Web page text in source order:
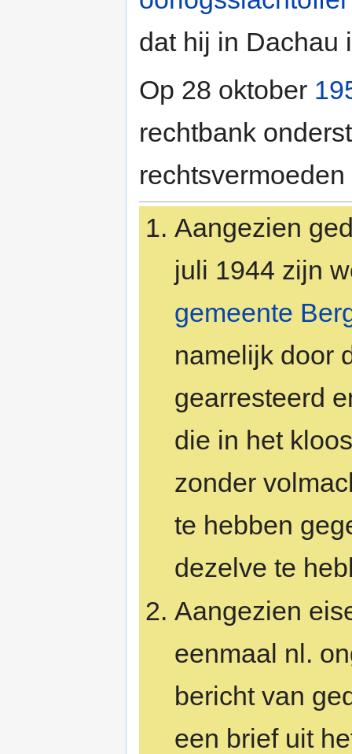
dat hij in Dachau
Op 28 oktober
rechtbank
Aangezien
juli 1944 zijn
gemeente
namelijk door
gearresteerd
die in het
zonder
te hebben
dezelve te
Aangezien
eenmaal nl.
bericht van
een brief uit